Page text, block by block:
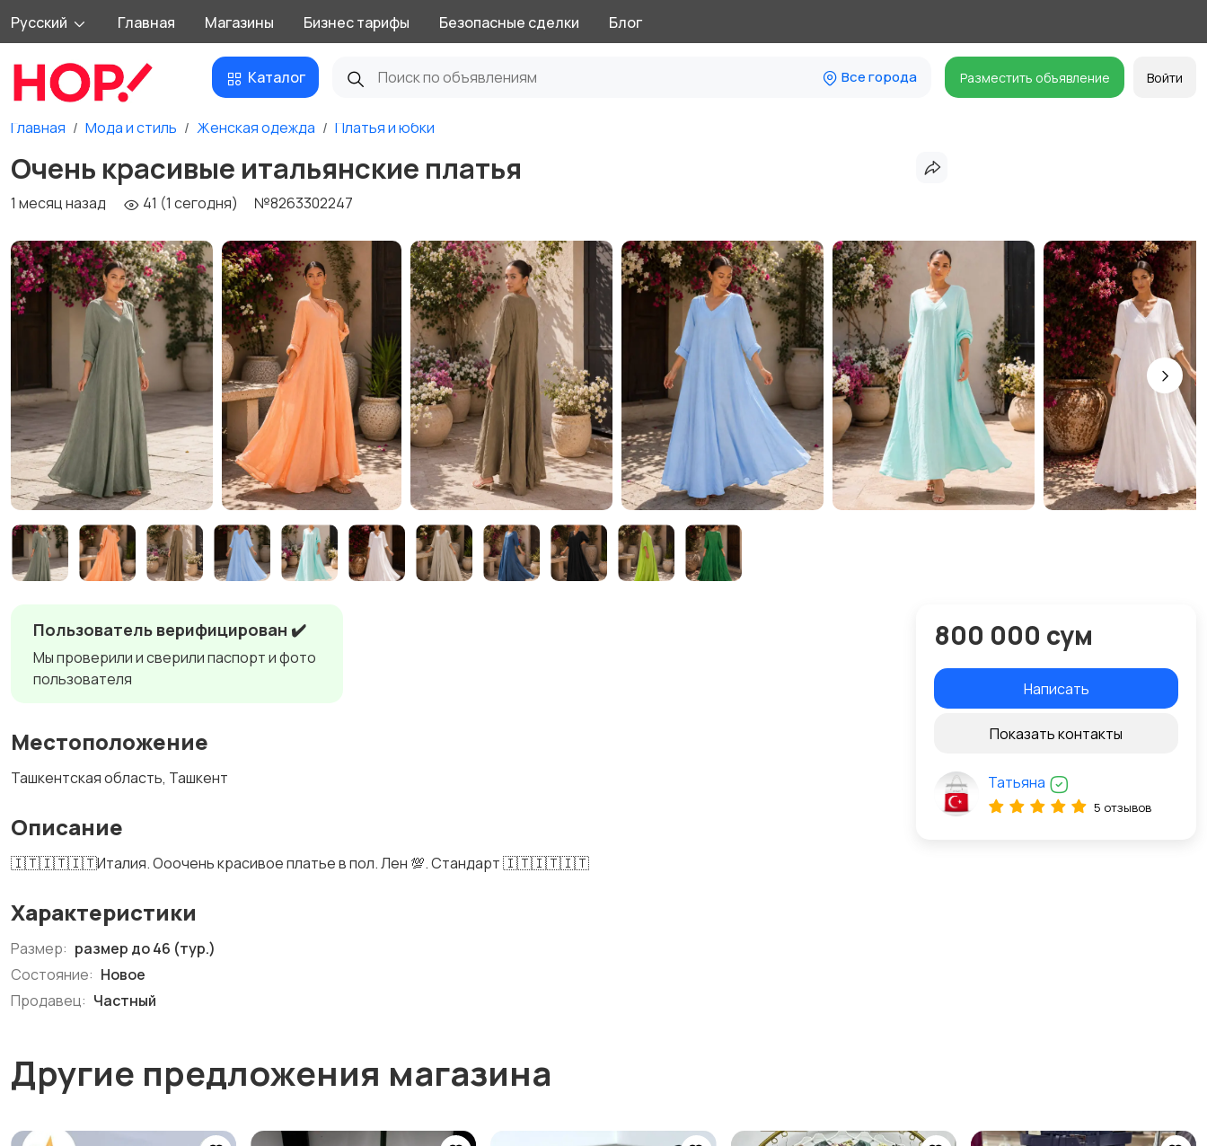
Русский Главная Магазины Бизнес тарифы Безопасные сделки Блог
Каталог Все города Разместить объявление Войти
Главная Мода и стиль Женская одежда Платья и юбки
Очень красивые итальянские платья
1 месяц назад 41 (1 сегодня) №8263302247
Пользователь верифицирован ✔️
Мы проверили и сверили паспорт и фото
пользователя
Местоположение
Ташкентская область, Ташкент
Описание
🇮🇹🇮🇹🇮🇹Италия. Ооочень красивое платье в пол. Лен 💯. Стандарт 🇮🇹🇮🇹🇮🇹
Характеристики
Размер: размер до 46 (тур.)
Состояние: Новое
Продавец: Частный
800 000 сум
Написать
Показать контакты
Татьяна
5 отзывов
Другие предложения магазина